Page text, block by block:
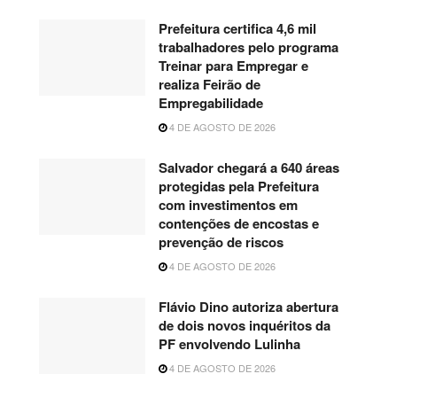
Prefeitura certifica 4,6 mil
trabalhadores pelo programa
Treinar para Empregar e
realiza Feirão de
Empregabilidade
4 DE AGOSTO DE 2026
Salvador chegará a 640 áreas
protegidas pela Prefeitura
com investimentos em
contenções de encostas e
prevenção de riscos
4 DE AGOSTO DE 2026
Flávio Dino autoriza abertura
de dois novos inquéritos da
PF envolvendo Lulinha
4 DE AGOSTO DE 2026